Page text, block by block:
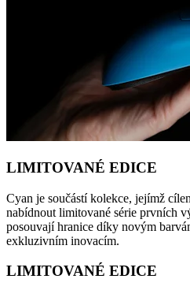
LIMITOVANÉ EDICE
Cyan je součástí kolekce, jejímž
nabídnout limitované série prvních
posouvají hranice díky novým
exkluzivním inovacím.
LIMITOVANÉ EDICE